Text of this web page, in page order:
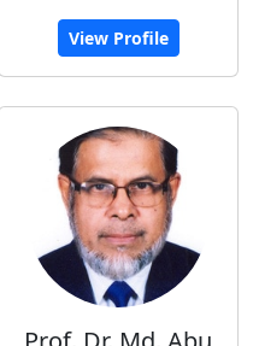
View Profile